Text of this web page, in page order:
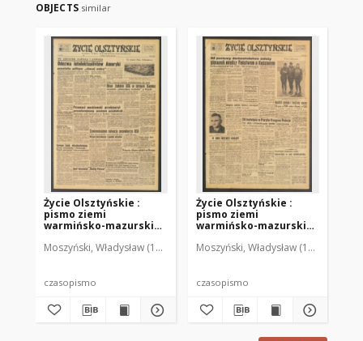
OBJECTS similar
Życie Olsztyńskie :
pismo ziemi
warmińsko-mazurskiej,
Moszyński, Władysław (1922-2001). Red. Mroczkowski, Włodzimierz
czasopismo
Życie Olsztyńskie :
pismo ziemi
warmińsko-mazurskiej,
Moszyński, Władysław (1922-2001).
czasopismo